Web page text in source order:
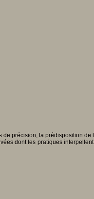
précision, la prédisposition
dont les pratiques